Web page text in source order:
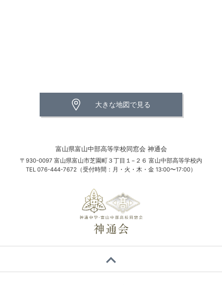
大きな地図で見る
富山県富山中部高等学校同窓会 神通会
〒930-0097 富山県富山市芝園町３丁目１−２６ 富山中部高等学校内
TEL 076-444-7672（受付時間：月・火・木・金 13:00〜17:00）
expand_less